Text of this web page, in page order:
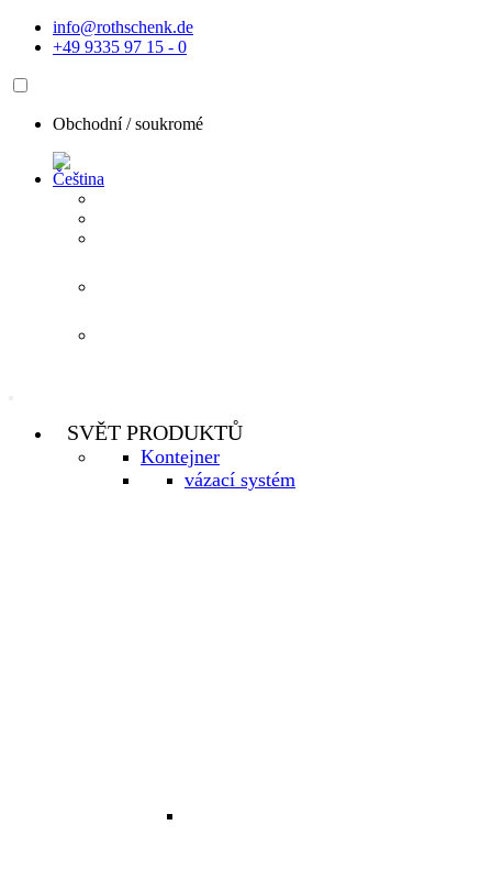
Přejít
info@rothschenk.de
+49 9335 97 15 - 0
Obchodní / soukromé
SVĚT PRODUKTŮ
Kontejner
vázací systém